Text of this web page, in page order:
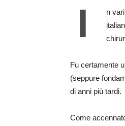
I
n
Fu certamente
(seppure
di anni più tardi.
Come